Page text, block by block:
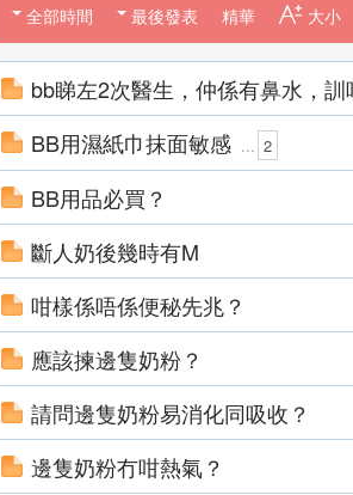
全部時間 最後發表 精華
bb睇左2次醫生，仲係有鼻水，
BB用濕紙巾抹面敏感 ... 2
BB用品必買？
斷人奶後幾時有M
咁樣係唔係便秘先兆？
應該揀邊隻奶粉？
請問邊隻奶粉易消化同吸收？
邊隻奶粉冇咁熱氣？